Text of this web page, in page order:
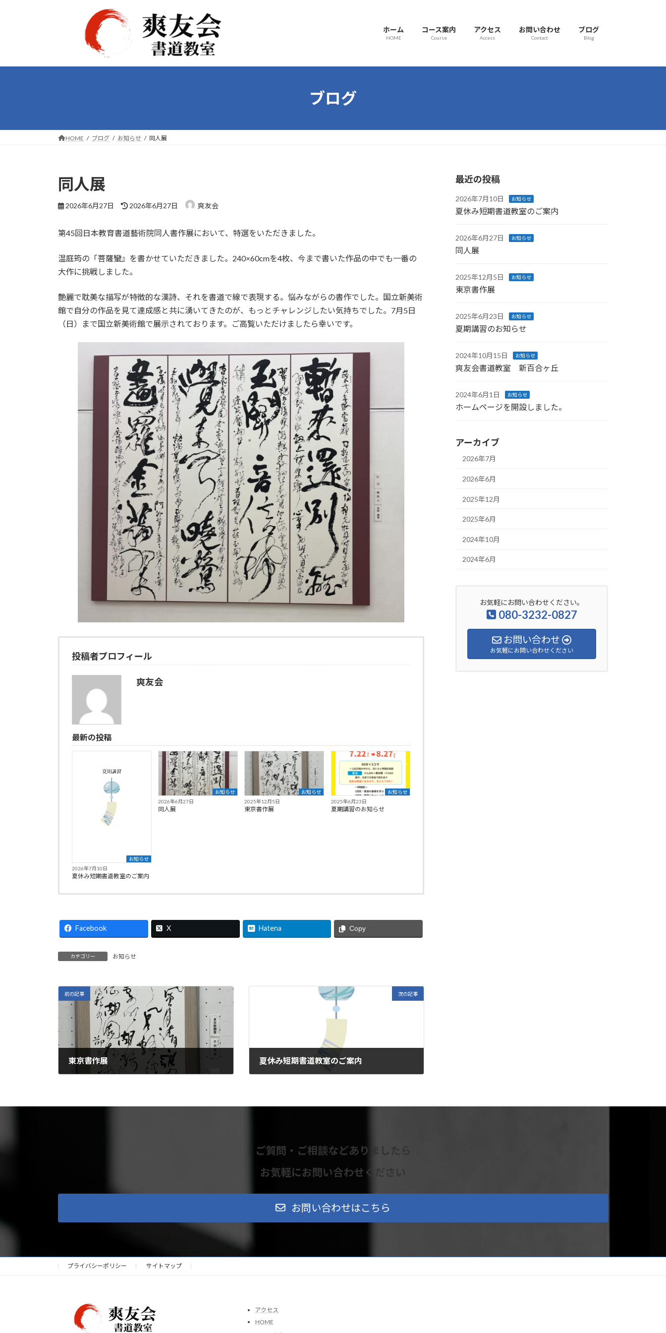
へ
ョ
ホーム
HOME
コース案内
Course
アクセス
Access
お問い合わせ
Contact
ブログ
Blog
ブログ
HOME ブログ お知らせ 同人展
同人展
2026年6月27日
最
新
時
:
2026年6月27日 爽友会
第45回日本教育書道藝術院同人書作展において、特選をいただきました。
温庭筠の「菩薩蠻』を書かせていただきました。240×60cmを4枚、今まで書いた作品の中でも一番の
大作に挑戦しました。
艶麗で耽美な描写が特徴的な漢詩、それを書道で線で表現する。悩みながらの書作でした。国立新美術
館で自分の作品を見て達成感と共に湧いてきたのが、もっとチャレンジしたい気持ちでした。7月5日
（日）まで国立新美術館で展示されております。ご高覧いただけましたら幸いです。
投稿者プロフィール
爽友会
最新の投稿
お知らせ
2026年7月10日
夏休み短期書道教室のご案内
お知らせ
2026年6月27日
同人展
お知らせ
2025年12月5日
東京書作展
お知らせ
2025年6月23日
夏期講習のお知らせ
Facebook X Hatena Copy
カテゴリー お知らせ
前の記事
東京書作展
次の記事
夏休み短期書道教室のご案内
最近の投稿
2026年7月10日 お知らせ
夏休み短期書道教室のご案内
2026年6月27日 お知らせ
同人展
2025年12月5日 お知らせ
東京書作展
2025年6月23日 お知らせ
夏期講習のお知らせ
2024年10月15日 お知らせ
爽友会書道教室 新百合ヶ丘
2024年6月1日 お知らせ
ホームページを開設しました。
アーカイブ
2026年7月
2026年6月
2025年12月
2025年6月
2024年10月
2024年6月
お気軽にお問い合わせください。
080-3232-0827
お問い合わせ
お気軽にお問い合わせください
ご質問・ご相談などありましたら
お気軽にお問い合わせください
お問い合わせはこちら
プライバシーポリシー サイトマップ
アクセス
HOME